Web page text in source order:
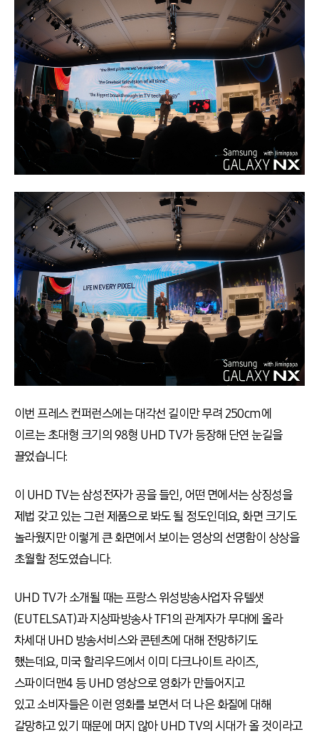
이번 프레스 컨퍼런스에는 대각선 길이만 무려 250cm에
이르는 초대형 크기의 98형 UHD TV가 등장해 단연 눈길을
끌었습니다.
이 UHD TV는 삼성전자가 공을 들인, 어떤 면에서는 상징성을
제법 갖고 있는 그런 제품으로 봐도 될 정도인데요, 화면 크기도
놀라웠지만 이렇게 큰 화면에서 보이는 영상의 선명함이 상상을
초월할 정도였습니다.
UHD TV가 소개될 때는 프랑스 위성방송사업자 유텔샛
(EUTELSAT)과 지상파방송사 TF1의 관계자가 무대에 올라
차세대 UHD 방송서비스와 콘텐츠에 대해 전망하기도
했는데요, 미국 할리우드에서 이미 다크나이트 라이즈,
스파이더맨4 등 UHD 영상으로 영화가 만들어지고
있고 소비자들은 이런 영화를 보면서 더 나은 화질에 대해
갈망하고 있기 때문에 머지 않아 UHD TV의 시대가 올 것이라고